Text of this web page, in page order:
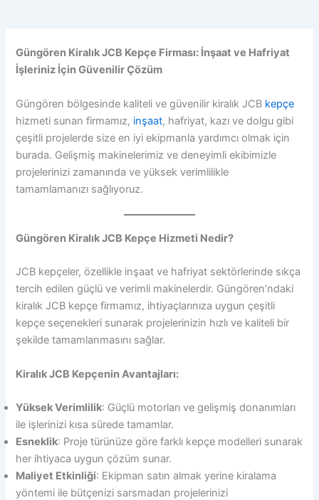
Güngören Kiralık JCB Kepçe Firması: İnşaat ve Hafriyat
İşleriniz İçin Güvenilir Çözüm
Güngören bölgesinde kaliteli ve güvenilir kiralık JCB kepçe
hizmeti sunan firmamız, inşaat, hafriyat, kazı ve dolgu gibi
çeşitli projelerde size en iyi ekipmanla yardımcı olmak için
burada. Gelişmiş makinelerimiz ve deneyimli ekibimizle
projelerinizi zamanında ve yüksek verimlilikle
tamamlamanızı sağlıyoruz.
Güngören Kiralık JCB Kepçe Hizmeti Nedir?
JCB kepçeler, özellikle inşaat ve hafriyat sektörlerinde sıkça
tercih edilen güçlü ve verimli makinelerdir. Güngören’ndaki
kiralık JCB kepçe firmamız, ihtiyaçlarınıza uygun çeşitli
kepçe seçenekleri sunarak projelerinizin hızlı ve kaliteli bir
şekilde tamamlanmasını sağlar.
Kiralık JCB Kepçenin Avantajları:
Yüksek Verimlilik: Güçlü motorları ve gelişmiş donanımları
ile işlerinizi kısa sürede tamamlar.
Esneklik: Proje türünüze göre farklı kepçe modelleri sunarak
her ihtiyaca uygun çözüm sunar.
Maliyet Etkinliği: Ekipman satın almak yerine kiralama
yöntemi ile bütçenizi sarsmadan projelerinizi